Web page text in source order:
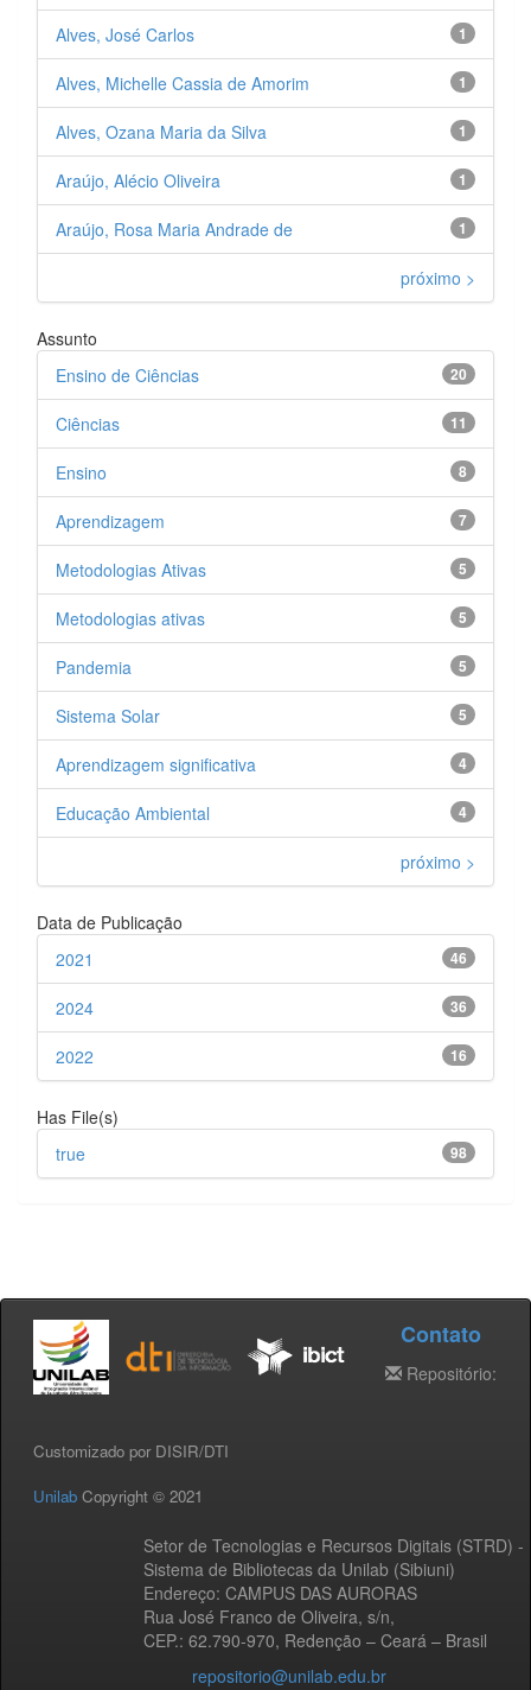
1
Alves, José Carlos
1
Alves, Michelle Cassia de Amorim
1
Alves, Ozana Maria da Silva
1
Araújo, Alécio Oliveira
1
Araújo, Rosa Maria Andrade de
próximo >
Assunto
20
Ensino de Ciências
11
Ciências
8
Ensino
7
Aprendizagem
5
Metodologias Ativas
5
Metodologias ativas
5
Pandemia
5
Sistema Solar
4
Aprendizagem significativa
4
Educação Ambiental
próximo >
Data de Publicação
46
2021
36
2024
16
2022
Has File(s)
98
true
Customizado por DISIR/DTI
Unilab Copyright © 2021
Setor de Tecnologias e Recursos Digitais (STRD) -
Sistema de Bibliotecas da Unilab (Sibiuni)
Endereço: CAMPUS DAS AURORAS
Rua José Franco de Oliveira, s/n,
CEP.: 62.790-970, Redenção – Ceará – Brasil
Contato
Repositório:
repositorio@unilab.edu.br